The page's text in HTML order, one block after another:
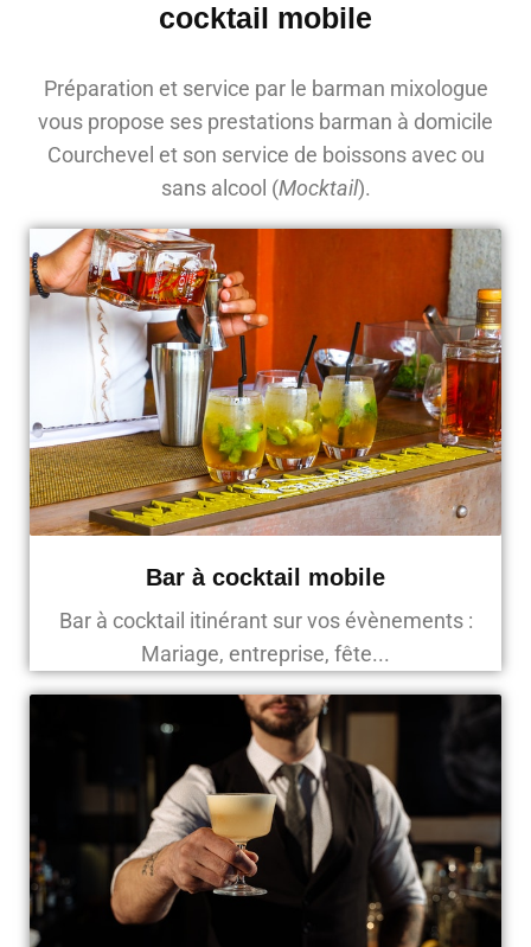
cocktail mobile
Préparation et service par le barman mixologue
vous propose ses prestations barman à domicile
Courchevel et son service de boissons avec ou
sans alcool (Mocktail).
Bar à cocktail mobile
Bar à cocktail itinérant sur vos évènements :
Mariage, entreprise, fête...